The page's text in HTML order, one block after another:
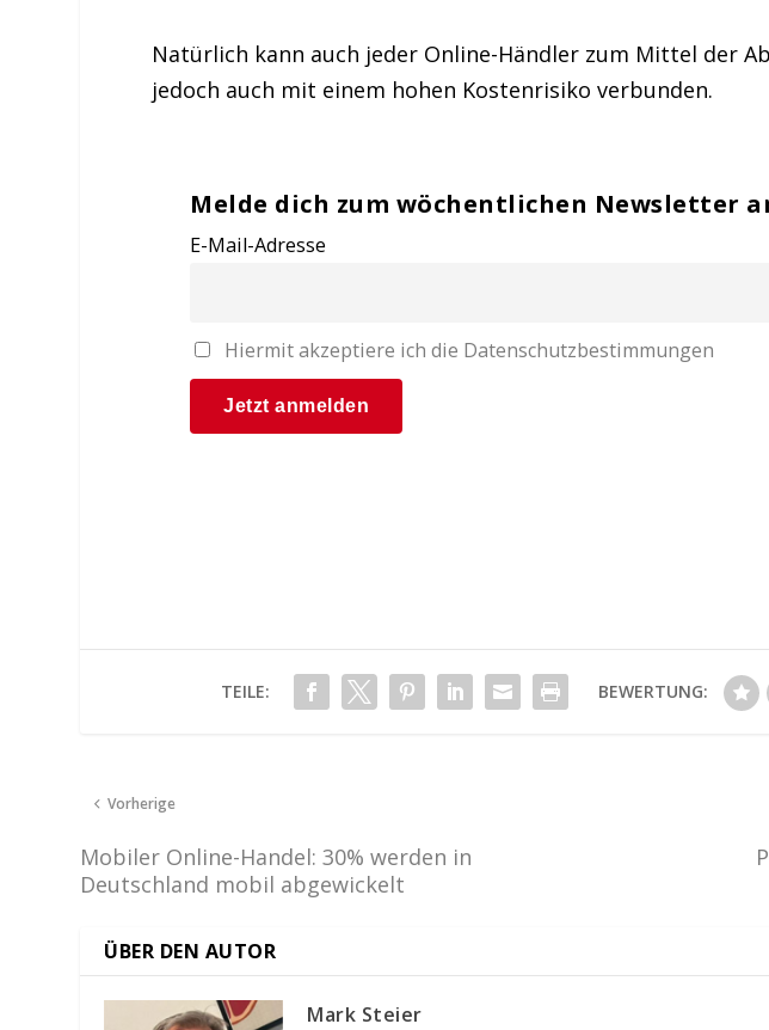
Natürlich kann auch jeder Online-Händler zum Mittel der
jedoch auch mit einem hohen Kostenrisiko verbunden.
Melde dich zum wöchentlichen Newsletter
E-Mail-Adresse
Hiermit akzeptiere ich die Datenschutzbestimmungen
TEILE: BEWERTUNG:
Vorherige
Mobiler Online-Handel: 30% werden in
Deutschland mobil abgewickelt
ÜBER DEN AUTOR
Mark Steier